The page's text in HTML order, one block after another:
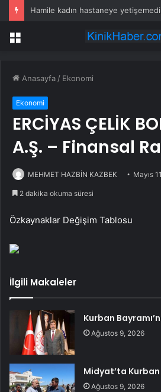
Menü
Anasayfa / Ekonomi
Ekonomi
ERCİYAS ÇELİK
A.Ş. – Finansal
MEHMET HAZBİN KAZBEK Mayıs
2 dakika okuma süresi
Özkaynaklar Değişim Tablosu
İlgili Makaleler
Kurban
Ağustos 9, 2026
Midyat’ta Kurban
Ağustos 9, 2026